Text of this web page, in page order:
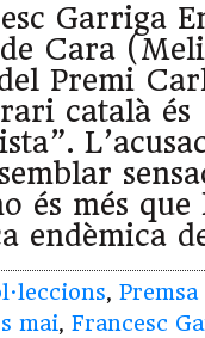
Garriga
Cara
Premi
català és
és més
endèmica
, Premsa
mai, Francesc